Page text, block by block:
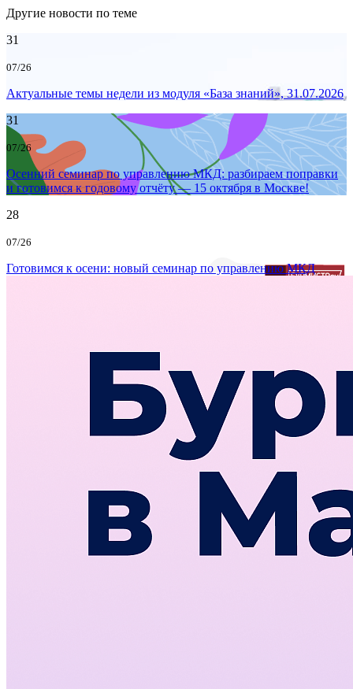
Другие новости по теме
31
07/26
Актуальные темы недели из модуля «База знаний», 31.07.2026
31
07/26
Осенний семинар по управлению МКД: разбираем поправки
и готовимся к годовому отчёту — 15 октября в Москве!
28
07/26
Готовимся к осени: новый семинар по управлению МКД